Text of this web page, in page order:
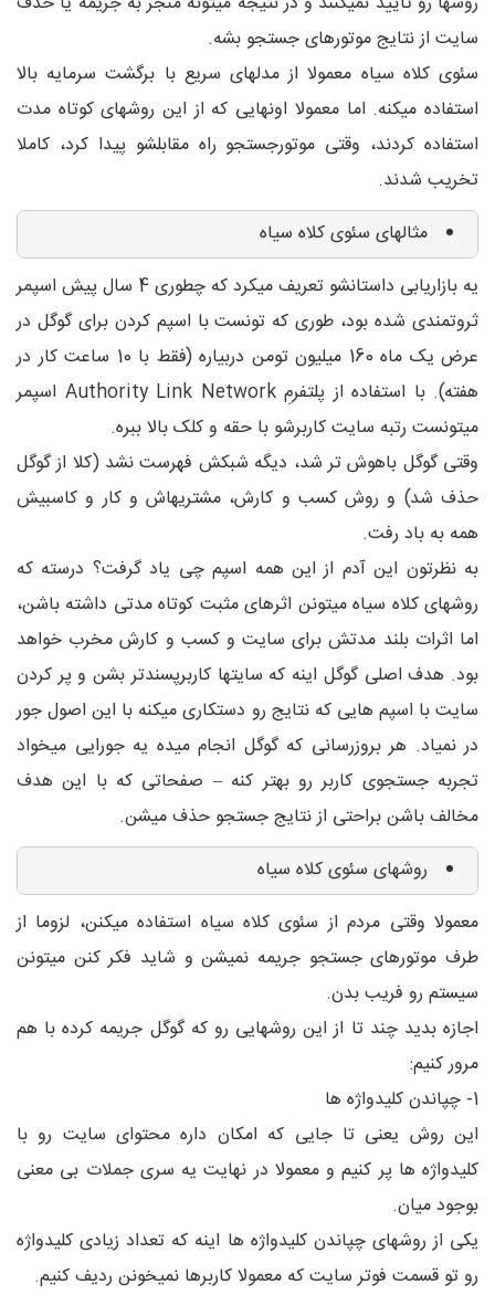
سایت از نتایج موتورهای جستجو بشه.
سئوی کلاه سیاه معمولا از مدلهای سریع با برگشت سرمایه بالا
استفاده میکنه. اما معمولا اونهایی که از این روشهای کوتاه مدت
استفاده کردند، وقتی موتورجستجو راه مقابلشو پیدا کرد، کاملا
تخریب شدند.
مثالهای سئوی کلاه سیاه
یه بازاریابی داستانشو تعریف میکرد که چطوری 4 سال پیش اسپمر
ثروتمندی شده بود، طوری که تونست با اسپم کردن برای گوگل در
عرض یک ماه 160 میلیون تومن دربیاره (فقط با 10 ساعت کار در
هفته). با استفاده از پلتفرمِ Authority Link Network اسپمر
میتونست رتبه سایت کاربرشو با حقه و کلک بالا ببره.
وقتی گوگل باهوش تر شد، دیگه شبکش فهرست نشد (کلا از گوگل
حذف شد) و روش کسب و کارش، مشتریهاش و کار و کاسبیش
همه به باد رفت.
به نظرتون این آدم از این همه اسپم چی یاد گرفت؟ درسته که
روشهای کلاه سیاه میتونن اثرهای مثبت کوتاه مدتی داشته باشن،
اما اثرات بلند مدتش برای سایت و کسب و کارش مخرب خواهد
بود. هدف اصلی گوگل اینه که سایتها کاربرپسندتر بشن و پر کردن
سایت با اسپم هایی که نتایج رو دستکاری میکنه با این اصول جور
در نمیاد. هر بروزرسانی که گوگل انجام میده یه جورایی میخواد
تجربه جستجوی کاربر رو بهتر کنه – صفحاتی که با این هدف
مخالف باشن براحتی از نتایج جستجو حذف میشن.
روشهای سئوی کلاه سیاه
معمولا وقتی مردم از سئوی کلاه سیاه استفاده میکنن، لزوما از
طرف موتورهای جستجو جریمه نمیشن و شاید فکر کنن میتونن
سیستم رو فریب بدن.
اجازه بدید چند تا از این روشهایی رو که گوگل جریمه کرده با هم
مرور کنیم:
1- چپاندن کلیدواژه ها
این روش یعنی تا جایی که امکان داره محتوای سایت رو با
کلیدواژه ها پر کنیم و معمولا در نهایت یه سری جملات بی معنی
بوجود میان.
یکی از روشهای چپاندن کلیدواژه ها اینه که تعداد زیادی کلیدواژه
رو تو قسمت فوتر سایت که معمولا کاربرها نمیخونن ردیف کنیم.